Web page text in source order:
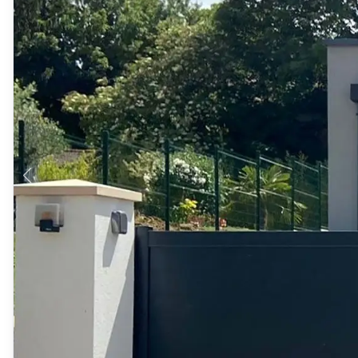
Produits > Habillages extérieur aluminium > Habillage de
Produits > Habillages extérieur aluminium > Habillage de
Produits > Habillages extérieur aluminium > Habillage de
Produits > Habillages extérieur aluminium > Habillage de
Produits > Habillages extérieur aluminium > Habillage de
Produits > Habillages extérieur aluminium > Treillis
Produits > Produits par collection > Comparer les
Produits > Produits par collection > Collection Archy
Produits > Produits par collection > Collection Cosy
Produits > Produits par collection > Collection Trady
Produits > Produits par collection > Collection Fresk
Produits > Produits par collection > Collection Bois
Produits > Produits par collection > Collection Ceklo
Produits > Coloris et décors > Coloris aluminium
Produits > Coloris et décors > Coloris aluminium ton bois
Produits > Coloris et décors > Essences de bois
Produits > Coloris et décors > Coloris sur-mesure
Produits > Coloris et décors > Décors Fresk
Produits > Options > Poteaux